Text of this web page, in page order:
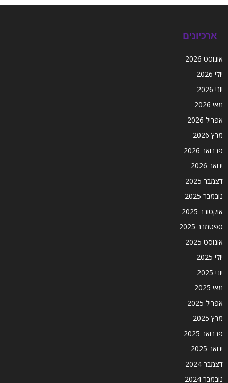
ארכיונים
אוגוסט 2026
יולי 2026
יוני 2026
מאי 2026
אפריל 2026
מרץ 2026
פברואר 2026
ינואר 2026
דצמבר 2025
נובמבר 2025
אוקטובר 2025
ספטמבר 2025
אוגוסט 2025
יולי 2025
יוני 2025
מאי 2025
אפריל 2025
מרץ 2025
פברואר 2025
ינואר 2025
דצמבר 2024
נובמבר 2024